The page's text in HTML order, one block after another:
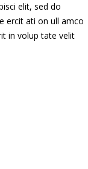
elit, sed do
ercit ati on ull amco
in volup tate velit